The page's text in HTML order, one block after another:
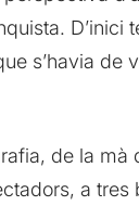
D’inici
s’havia
de la mà
a tres